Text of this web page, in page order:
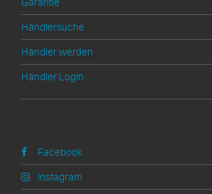
Garantie
Händlersuche
Händler werden
Händler Login
Facebook
Instagram